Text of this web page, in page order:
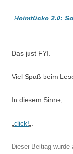
Heimtücke 2.0:
Das just FYI.
Viel Spaß beim
In diesem Sinne,
click!
Dieser Beitrag wurde